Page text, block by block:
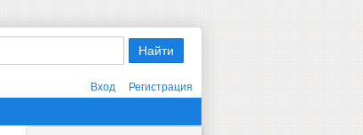
Вход Регистрация